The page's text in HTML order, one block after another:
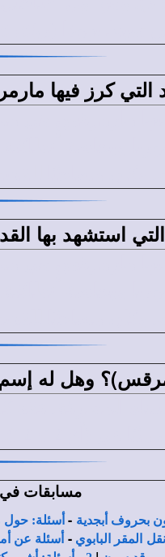
التي كرز فيها
استشهد بها
وهل له إسم
مسابقات في
بحروف أبجدية - أسئلة:
المقر البابوي - أسئلة عن